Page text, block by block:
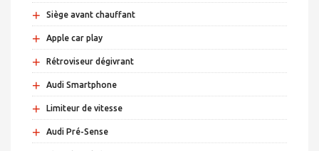
+ Siège avant chauffant
+ Apple car play
+ Rétroviseur dégivrant
+ Audi Smartphone
+ Limiteur de vitesse
+ Audi Pré-Sense